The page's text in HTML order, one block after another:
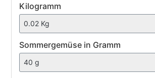
Kilogramm
Sommergemüse
Sommergemüse in Gramm